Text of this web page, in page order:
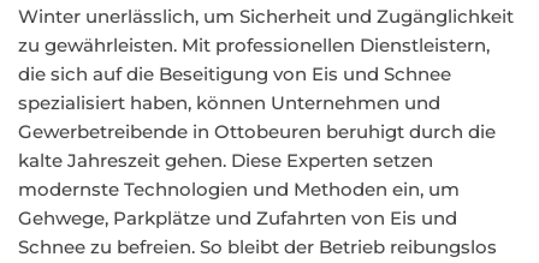
Winter unerlässlich, um Sicherheit und Zugänglichkeit
zu gewährleisten. Mit professionellen Dienstleistern,
die sich auf die Beseitigung von Eis und Schnee
spezialisiert haben, können Unternehmen und
Gewerbetreibende in Ottobeuren beruhigt durch die
kalte Jahreszeit gehen. Diese Experten setzen
modernste Technologien und Methoden ein, um
Gehwege, Parkplätze und Zufahrten von Eis und
Schnee zu befreien. So bleibt der Betrieb reibungslos